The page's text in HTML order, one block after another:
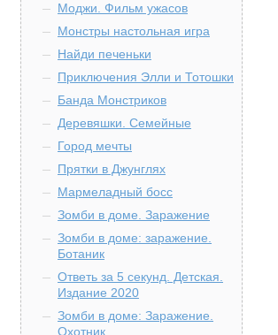
Моджи. Фильм ужасов
Монстры настольная игра
Найди печеньки
Приключения Элли и Тотошки
Банда Монстриков
Деревяшки. Семейные
Город мечты
Прятки в Джунглях
Мармеладный босс
Зомби в доме. Заражение
Зомби в доме: заражение.
Ботаник
Ответь за 5 секунд. Детская.
Издание 2020
Зомби в доме: Заражение.
Охотник